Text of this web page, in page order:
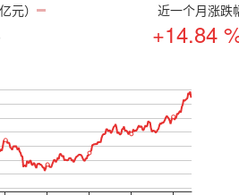
元） 近一个月涨跌
+14.84